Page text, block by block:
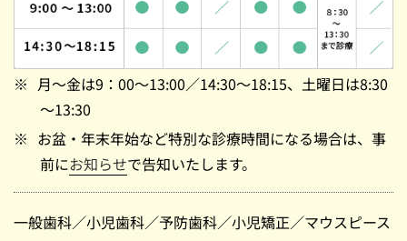
月～金は9：00～13:00／14:30～18:15、土曜日は8:30
～13:30
お盆・年末年始など特別な診療時間になる場合は、事
前にお知らせで告知いたします。
一般歯科／小児歯科／予防歯科／小児矯正／マウスピース